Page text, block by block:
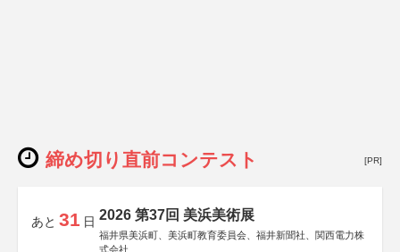
締め切り直前コンテスト [PR]
あと 31 日 2026 第37回 美浜美術展
福井県美浜町、美浜町教育委員会、福井新聞社、関西電力株
式会社